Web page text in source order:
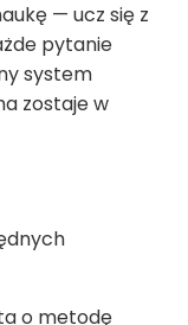
— ucz się z
pytanie
system
zostaje w
o metodę